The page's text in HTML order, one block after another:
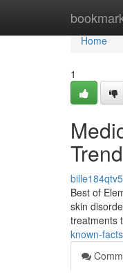
Home
Home
1
bille184qtv5
Best of
skin
treatments
known-